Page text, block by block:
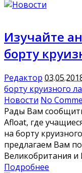
Изучайте
борту
Редактор
борту круизного
Новости No
Рады Вам
Afloat, где
на борту
предлагаем Вам
Великобритания и
Подробнее